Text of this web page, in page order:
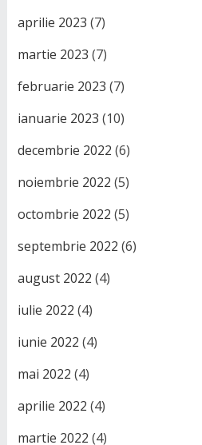
aprilie 2023 (7)
martie 2023 (7)
februarie 2023 (7)
ianuarie 2023 (10)
decembrie 2022 (6)
noiembrie 2022 (5)
octombrie 2022 (5)
septembrie 2022 (6)
august 2022 (4)
iulie 2022 (4)
iunie 2022 (4)
mai 2022 (4)
aprilie 2022 (4)
martie 2022 (4)